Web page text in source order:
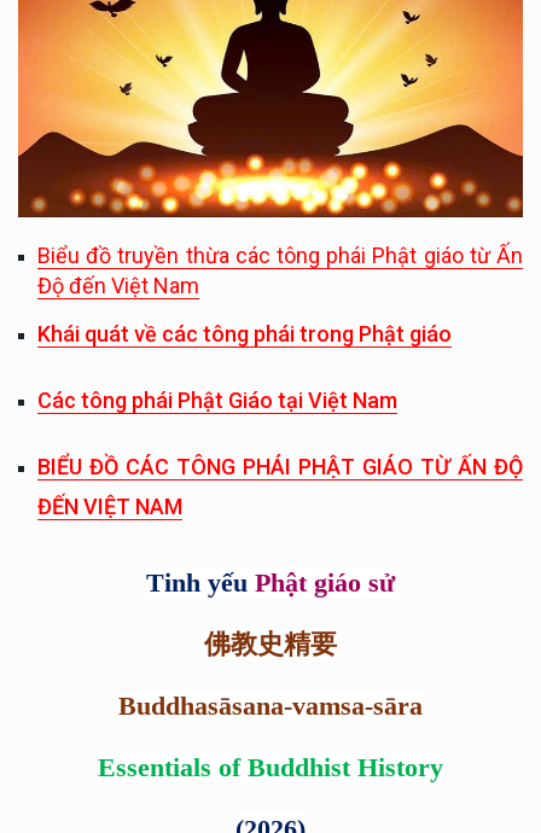
Biểu đồ truyền thừa các tông phái Phật giáo từ Ấn
Độ đến Việt Nam
Khái quát về các tông phái trong Phật giáo
Các tông phái Phật Giáo tại Việt Nam
BIỂU ĐỒ CÁC TÔNG PHÁI PHẬT GIÁO TỪ ẤN ĐỘ
ĐẾN VIỆT NAM
Tinh yếu Phật giáo sử
佛教史精要
Buddhasāsana-vamsa-sāra
Essentials of Buddhist History